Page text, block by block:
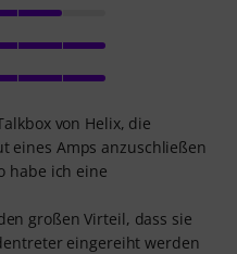
von Helix, die
eines Amps anzuschließen
habe ich eine
großen Virteil, dass sie
eingereiht werden